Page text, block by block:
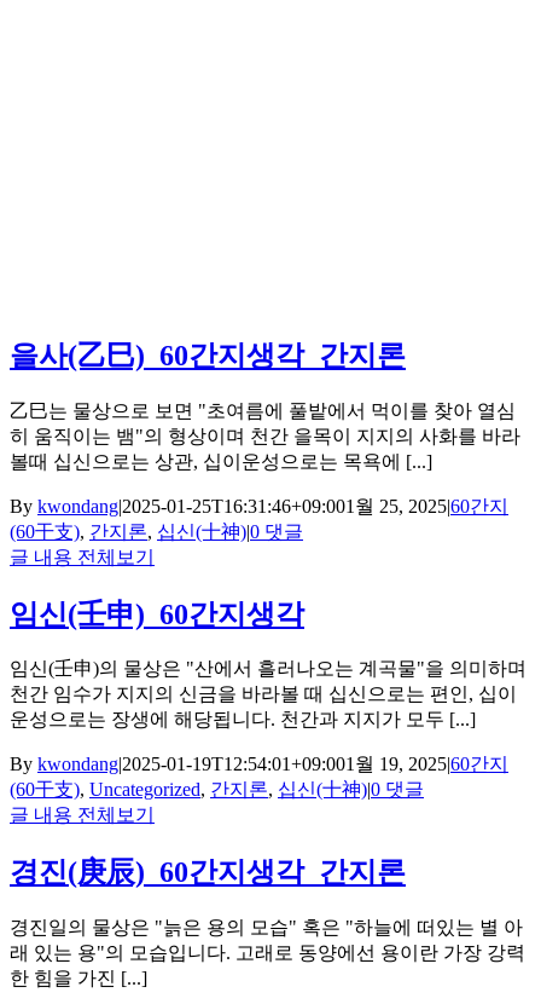
을사(乙巳)_60간지생각_간지론
乙巳는 물상으로 보면 "초여름에 풀밭에서 먹이를 찾아 열심
히 움직이는 뱀"의 형상이며 천간 을목이 지지의 사화를 바라
볼때 십신으로는 상관, 십이운성으로는 목욕에 [...]
By kwondang|2025-01-25T16:31:46+09:001월 25, 2025|60간지
(60干支), 간지론, 십신(十神)|0 댓글
글 내용 전체보기
임신(壬申)_60간지생각
임신(壬申)의 물상은 "산에서 흘러나오는 계곡물"을 의미하며
천간 임수가 지지의 신금을 바라볼 때 십신으로는 편인, 십이
운성으로는 장생에 해당됩니다. 천간과 지지가 모두 [...]
By kwondang|2025-01-19T12:54:01+09:001월 19, 2025|60간지
(60干支), Uncategorized, 간지론, 십신(十神)|0 댓글
글 내용 전체보기
경진(庚辰)_60간지생각_간지론
경진일의 물상은 "늙은 용의 모습" 혹은 "하늘에 떠있는 별 아
래 있는 용"의 모습입니다. 고래로 동양에선 용이란 가장 강력
한 힘을 가진 [...]